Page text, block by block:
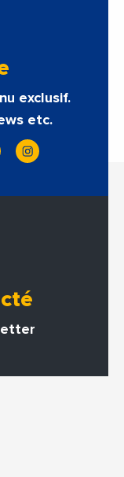
exclusif.
etc.